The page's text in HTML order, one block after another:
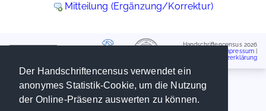
Der Handschriftencensus verwendet ein
anonymes Statistik-Cookie, um die Nutzung
der Online-Präsenz auswerten zu können.
Mitteilung (Ergänzung/Korrektur)
Handschriftencensus 2026
Impressum
Datenschutzerklärung